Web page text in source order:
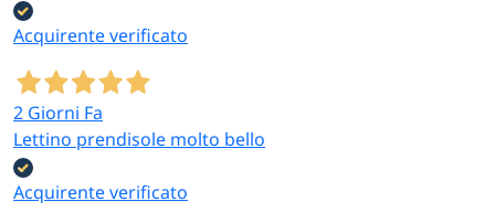
Acquirente verificato
2 Giorni Fa
Lettino prendisole molto bello
Acquirente verificato